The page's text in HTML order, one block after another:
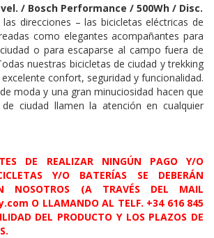
/ Bosch Performance / 500Wh / Disc.
direcciones – las bicicletas eléctricas de
como elegantes acompañantes para
o para escaparse al campo fuera de
nuestras bicicletas de ciudad y trekking
confort, seguridad y funcionalidad.
moda y una gran minuciosidad hacen que
de ciudad llamen la atención en cualquier
DE REALIZAR NINGÚN PAGO Y/O
Y/O BATERÍAS SE DEBERÁN
NOSOTROS (A TRAVÉS DEL MAIL
O LLAMANDO AL TELF. +34 616 845
DEL PRODUCTO Y LOS PLAZOS DE